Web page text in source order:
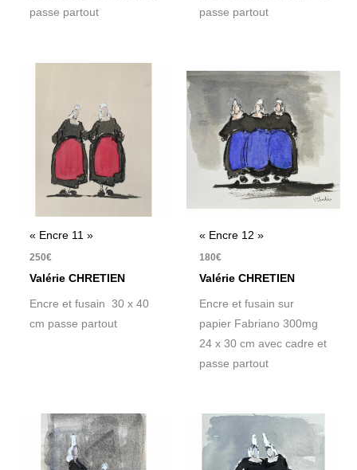
passe partout
passe partout
« Encre 11 »
250€
Valérie CHRETIEN
Encre et fusain 30 x 40
cm passe partout
« Encre 12 »
180€
Valérie CHRETIEN
Encre et fusain sur
papier Fabriano 300mg
24 x 30 cm avec cadre et
passe partout